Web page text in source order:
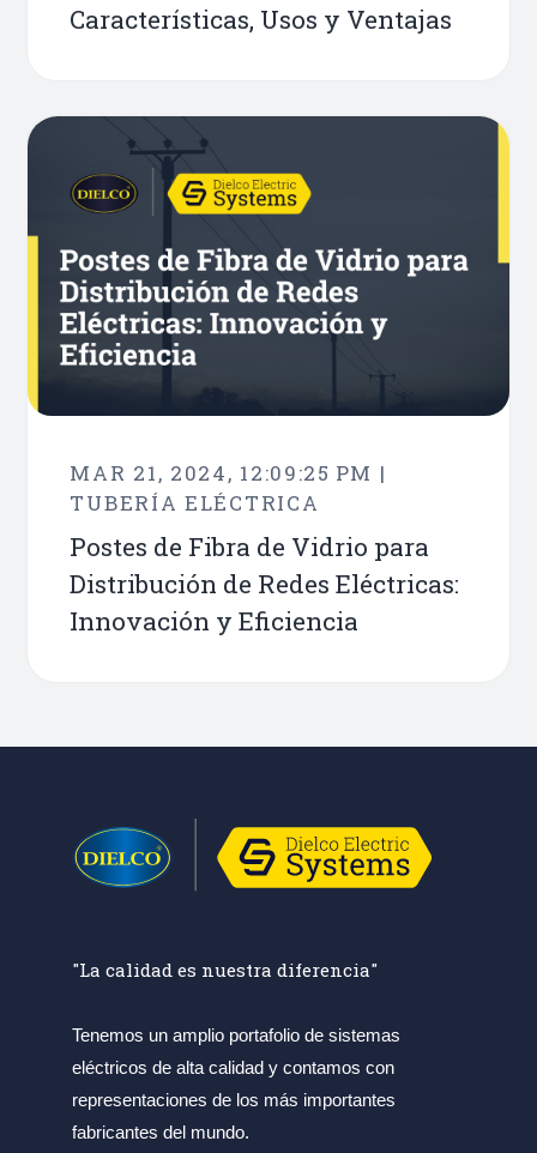
Características, Usos y Ventajas
MAR 21, 2024, 12:09:25 PM |
TUBERÍA ELÉCTRICA
Postes de Fibra de Vidrio para
Distribución de Redes Eléctricas:
Innovación y Eficiencia
"La calidad es nuestra diferencia"
Tenemos un amplio portafolio de sistemas
eléctricos de alta calidad y contamos con
representaciones de los más importantes
fabricantes del mundo.